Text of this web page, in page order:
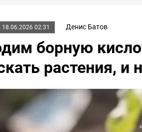
18.06.2026 02:31 Денис Батов
борную
растения, и